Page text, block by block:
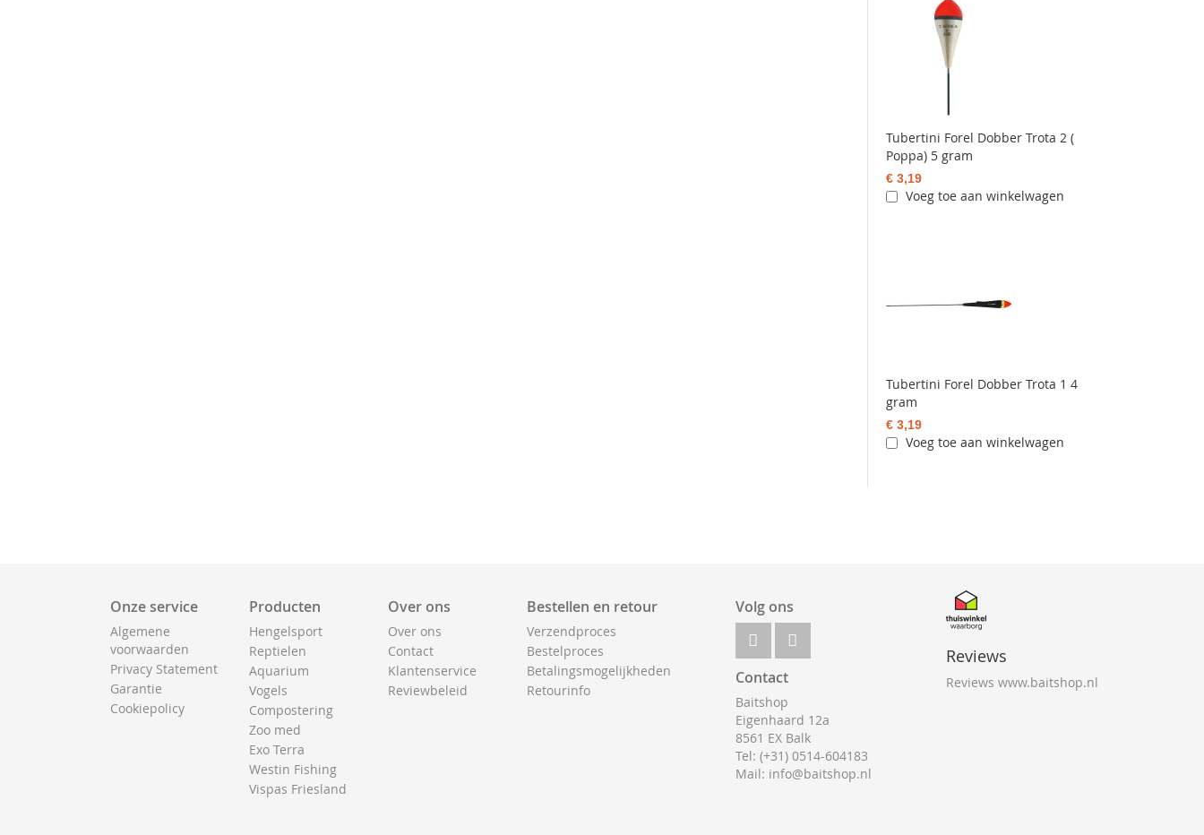
Tubertini Forel Dobber Trota 2 (
Poppa) 5 gram
€ 3,19
Voeg toe aan winkelwagen
Tubertini Forel Dobber Trota 1 4
gram
€ 3,19
Voeg toe aan winkelwagen
Onze service
Algemene
voorwaarden
Privacy Statement
Garantie
Cookiepolicy
Producten
Hengelsport
Reptielen
Aquarium
Vogels
Compostering
Zoo med
Exo Terra
Westin Fishing
Vispas Friesland
Over ons
Over ons
Contact
Klantenservice
Reviewbeleid
Bestellen en retour
Verzendproces
Bestelproces
Betalingsmogelijkheden
Retourinfo
Volg ons
Contact
Baitshop
Eigenhaard 12a
8561 EX Balk
Tel: (+31) 0514-604183
Mail: info@baitshop.nl
Reviews
Reviews www.baitshop.nl